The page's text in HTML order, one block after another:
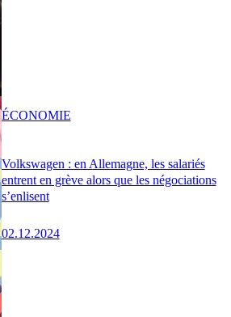
Volkswagen : en Allemagne, les salariés
entrent en grève alors que les négociations
s’enlisent
02.12.2024
ÉCONOMIE